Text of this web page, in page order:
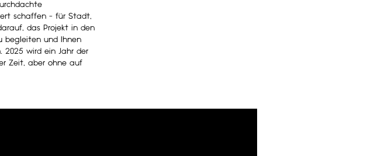
schaffen - für Stadt,
das Projekt in den
begleiten und Ihnen
2025 wird ein Jahr der
Zeit, aber ohne auf